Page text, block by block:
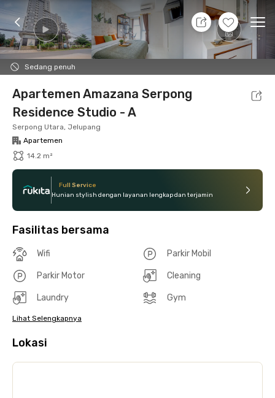
+2
Sedang penuh
9 Agt 26 - Belum tahu
Foto Fasilitas bersama Lokasi Unit Aturan
Apartemen Amazana Serpong
Residence Studio - A
Serpong Utara, Jelupang
Apartemen
14.2 m²
Full Service
Hunian stylish dengan layanan lengkap dan terjamin
Fasilitas bersama
Wifi Parkir Mobil
Parkir Motor Cleaning
Laundry Gym
Lihat Selengkapnya
Lokasi